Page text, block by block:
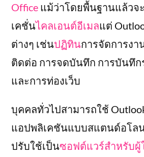
Office แม้ว่าโดยพื้นฐานแล้วจ
เคชั่นไคลเอนต์อีเมลแต่
ต่างๆ เช่นปฏิทินการจัดการงา
ติดต่อ การจดบันทึก การบันทึก
และการท่องเว็บ
บุคคลทั่วไปสามารถใช้
แอปพลิเคชันแบบสแตนด์อโล
ปรับใช้เป็นซอฟต์แวร์สำหรับ